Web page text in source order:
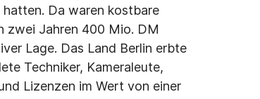
Da waren kostbare
zwei Jahren 400 Mio. DM
Lage. Das Land Berlin erbte
Techniker, Kameraleute,
Lizenzen im Wert von einer